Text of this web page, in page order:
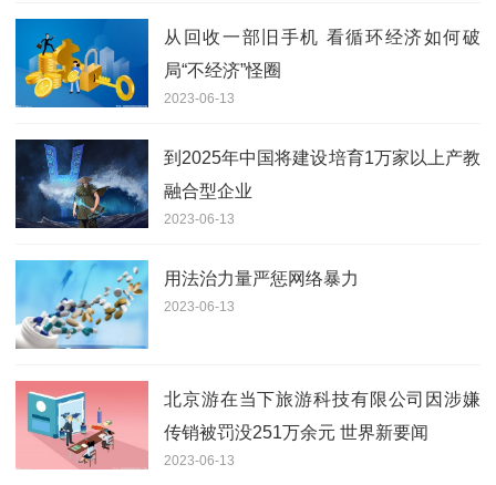
从回收一部旧手机 看循环经济如何破
局“不经济”怪圈
2023-06-13
到2025年中国将建设培育1万家以上产教
融合型企业
2023-06-13
用法治力量严惩网络暴力
2023-06-13
北京游在当下旅游科技有限公司因涉嫌
传销被罚没251万余元 世界新要闻
2023-06-13